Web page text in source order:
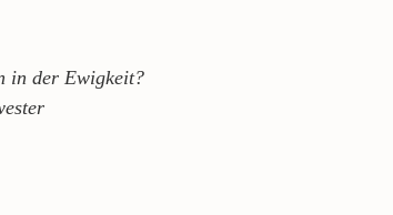
in der Ewigkeit?